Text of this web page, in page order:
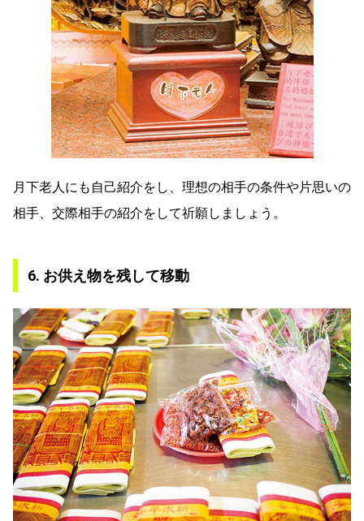
月下老人にも自己紹介をし、理想の相手の条件や片思いの
相手、交際相手の紹介をして祈願しましょう。
6. お供え物を残して移動